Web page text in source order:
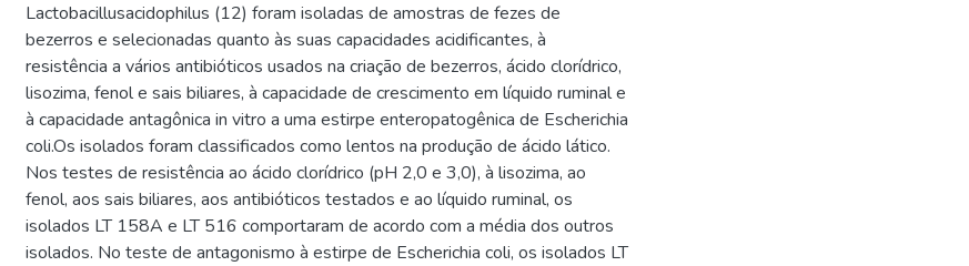
Lactobacillusacidophilus (12) foram isoladas de amostras de fezes de
bezerros e selecionadas quanto às suas capacidades acidificantes, à
resistência a vários antibióticos usados na criação de bezerros, ácido clorídrico,
lisozima, fenol e sais biliares, à capacidade de crescimento em líquido ruminal e
à capacidade antagônica in vitro a uma estirpe enteropatogênica de Escherichia
coli.Os isolados foram classificados como lentos na produção de ácido lático.
Nos testes de resistência ao ácido clorídrico (pH 2,0 e 3,0), à lisozima, ao
fenol, aos sais biliares, aos antibióticos testados e ao líquido ruminal, os
isolados LT 158A e LT 516 comportaram de acordo com a média dos outros
isolados. No teste de antagonismo à estirpe de Escherichia coli, os isolados LT